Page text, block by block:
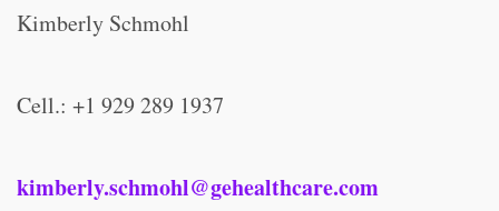
Kimberly Schmohl
Cell.: +1 929 289 1937
kimberly.schmohl@gehealthcare.com